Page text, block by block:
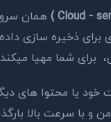
Cloud -
) همان
برای ذخیره سازی
برای شما مهیا میکند
خود یا محتوا های
و با سرعت بالا